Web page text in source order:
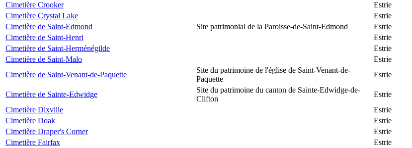
Cimetière Crooker
Estrie
Cimetière Crystal Lake
Estrie
Cimetière de Saint-Edmond
Site patrimonial de la Paroisse-de-Saint-Edmond Estrie
Cimetière de Saint-Henri
Estrie
Cimetière de Saint-Herménégilde
Estrie
Cimetière de Saint-Malo
Estrie
Cimetière de Saint-Venant-de-Paquette
Site du patrimoine de l'église de Saint-Venant-de-
Paquette
Estrie
Cimetière de Sainte-Edwidge
Site du patrimoine du canton de Sainte-Edwidge-de-
Clifton
Estrie
Cimetière Dixville
Estrie
Cimetière Doak
Estrie
Cimetière Draper's Corner
Estrie
Cimetière Fairfax
Estrie